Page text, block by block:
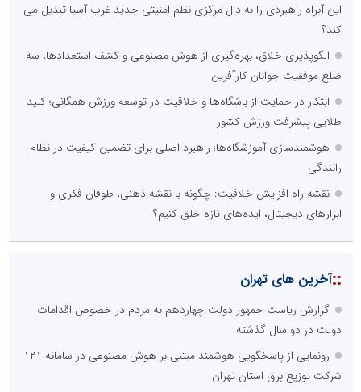
این آبراه راهبردی را به دال مرکزی نظم امنیتی جدید غرب آسیا تبدیل می
کند؟
الگوپذیری خلاق، بهره‌گیری از هوش مصنوعی و کشف استعدادها، سه
ضلع موفقیت جوانان کارآفرین
ابتکار در حمایت از باشگاه‌ها و خلاقیت در توسعه ورزش همگانی؛ کلید
طلایی پیشرفت ورزش کشور
هوشمندسازی آموزشگاه‌ها؛ راهبرد اصلی برای تضمین کیفیت در نظام
رانندگی
نقشه راه افزایش خلاقیت: چگونه با نقشه ذهنی، طوفان فکری و
ابزارهای دیجیتال، ایده‌های تازه خلق کنیم؟
::آخرین های تهران
گزارش ریاست جمهور دولت چهاردهم به مردم در خصوص اقدامات
دولت در دو سال گذشته
رونمایی از پاسخگویی هوشمند مبتنی بر هوش مصنوعی در سامانه ۱۲۱
شرکت توزیع برق استان تهران